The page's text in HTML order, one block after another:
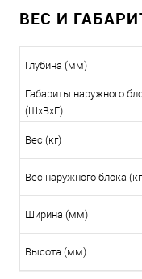
ВЕС И
Глубина (мм)
Габариты наружного
(ШxВxГ):
Вес (кг)
Вес наружного блока
Ширина (мм)
Высота (мм)